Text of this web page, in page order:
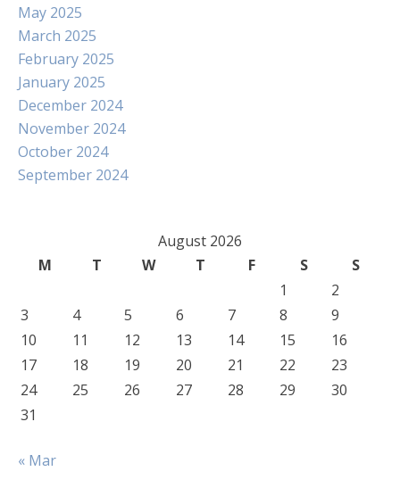
May 2025
March 2025
February 2025
January 2025
December 2024
November 2024
October 2024
September 2024
August 2026
M
T W T F S
S
1
2
3
4 5 6 7 8
9
10
11 12 13 14 15
16
17
18 19 20 21 22
23
24
25 26 27 28 29
30
31
« Mar